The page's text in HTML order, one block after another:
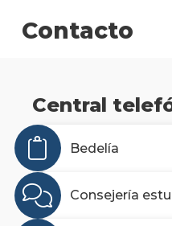
Contacto
Central
Bedelía
Consejería